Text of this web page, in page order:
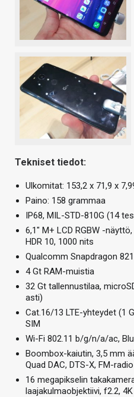
Tekniset tiedot:
Ulkomitat: 153,2 x 71,9 x
Paino: 158 grammaa
IP68, MIL-STD-810G (14
6,1″ M+ LCD RGBW -
HDR 10, 1000 nits
Qualcomm Snapdragon
4 Gt RAM-muistia
32 Gt tallennustilaa,
asti)
Cat.16/13 LTE-yhteydet (1
SIM
Wi-Fi 802.11 b/g/n/a/ac,
Boombox-kaiutin, 3,5 mm
Quad DAC, DTS-X, FM-radio
16 megapikselin
laajakulmaobjektiivi, f2.2,